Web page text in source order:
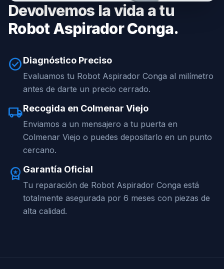
Devolvemos la vida a tu
Robot Aspirador Conga.
check_circleDiagnóstico Preciso
Evaluamos tu Robot Aspirador Conga al milímetro
antes de darte un precio cerrado.
local_shippingRecogida en Colmenar Viejo
Enviamos a un mensajero a tu puerta en
Colmenar Viejo o puedes depositarlo en un punto
cercano.
workspace_premium Garantía Oficial
Tu reparación de Robot Aspirador Conga está
totalmente asegurada por 6 meses con piezas de
alta calidad.